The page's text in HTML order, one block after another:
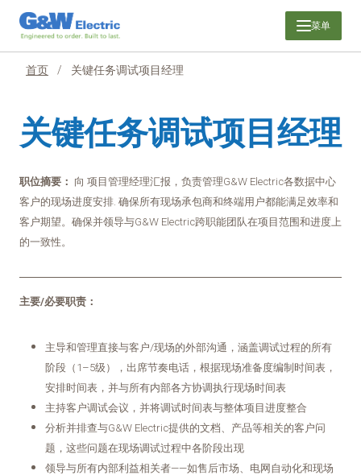
内
菜单
首页 / 关键任务调试项目经理
关键任务调试项目经理
职位摘要： 向 项目管理经理汇报，负责管理G&W Electric各数据中心
客户的现场进度安排. 确保所有现场承包商和终端用户都能满足效率和
客户期望。确保并领导与G&W Electric跨职能团队在项目范围和进度上
的一致性。
主要/必要职责：
主导和管理直接与客户/现场的外部沟通，涵盖调试过程的所有
阶段（1–5级），出席节奏电话，根据现场准备度编制时间表，
安排时间表，并与所有内部各方协调执行现场时间表
主持客户调试会议，并将调试时间表与整体项目进度整合
分析并排查与G&W Electric提供的文档、产品等相关的客户问
题，这些问题在现场调试过程中各阶段出现
领导与所有内部利益相关者——如售后市场、电网自动化和现场